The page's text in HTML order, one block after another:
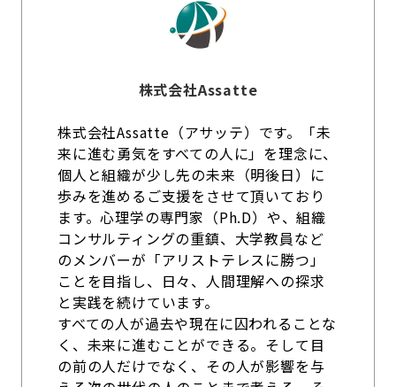
株式会社Assatte
株式会社Assatte（アサッテ）です。「未
来に進む勇気をすべての人に」を理念に、
個人と組織が少し先の未来（明後日）に
歩みを進めるご支援をさせて頂いており
ます。心理学の専門家（Ph.D）や、組織
コンサルティングの重鎮、大学教員など
のメンバーが「アリストテレスに勝つ」
ことを目指し、日々、人間理解への探求
と実践を続けています。
すべての人が過去や現在に囚われることな
く、未来に進むことができる。そして目
の前の人だけでなく、その人が影響を与